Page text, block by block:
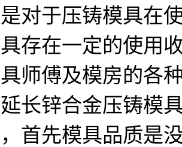
对于压铸模具在
存在一定的使用
师傅及模房的各
长锌合金压铸模
首先模具品质是